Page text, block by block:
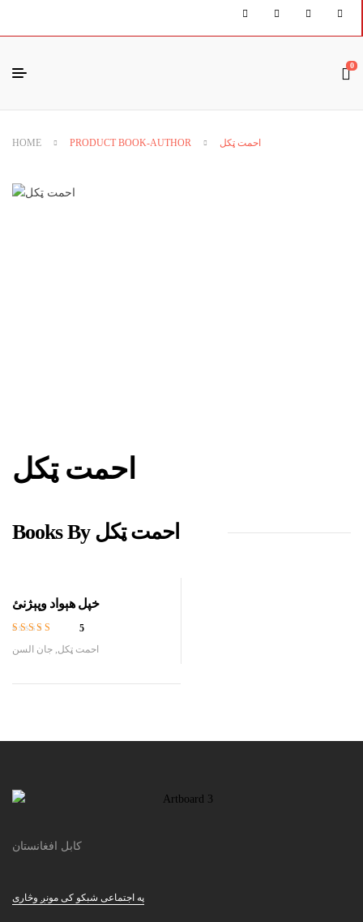
0
HOME PRODUCT BOOK-AUTHOR احمت ټکل
احمت ټکل
Books By احمت ټکل
خپل هېواد وپېژنئ
out of 5
5
احمت ټکل, جان السن
کابل افغانستان
په اجتماعی شبکو کی مونږ وڅاری